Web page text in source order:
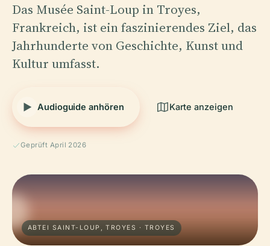
Das Musée Saint-Loup in Troyes,
Frankreich, ist ein faszinierendes Ziel, das
Jahrhunderte von Geschichte, Kunst und
Kultur umfasst.
Audioguide anhören Karte anzeigen
Geprüft April 2026
ABTEI SAINT-LOUP, TROYES · TROYES